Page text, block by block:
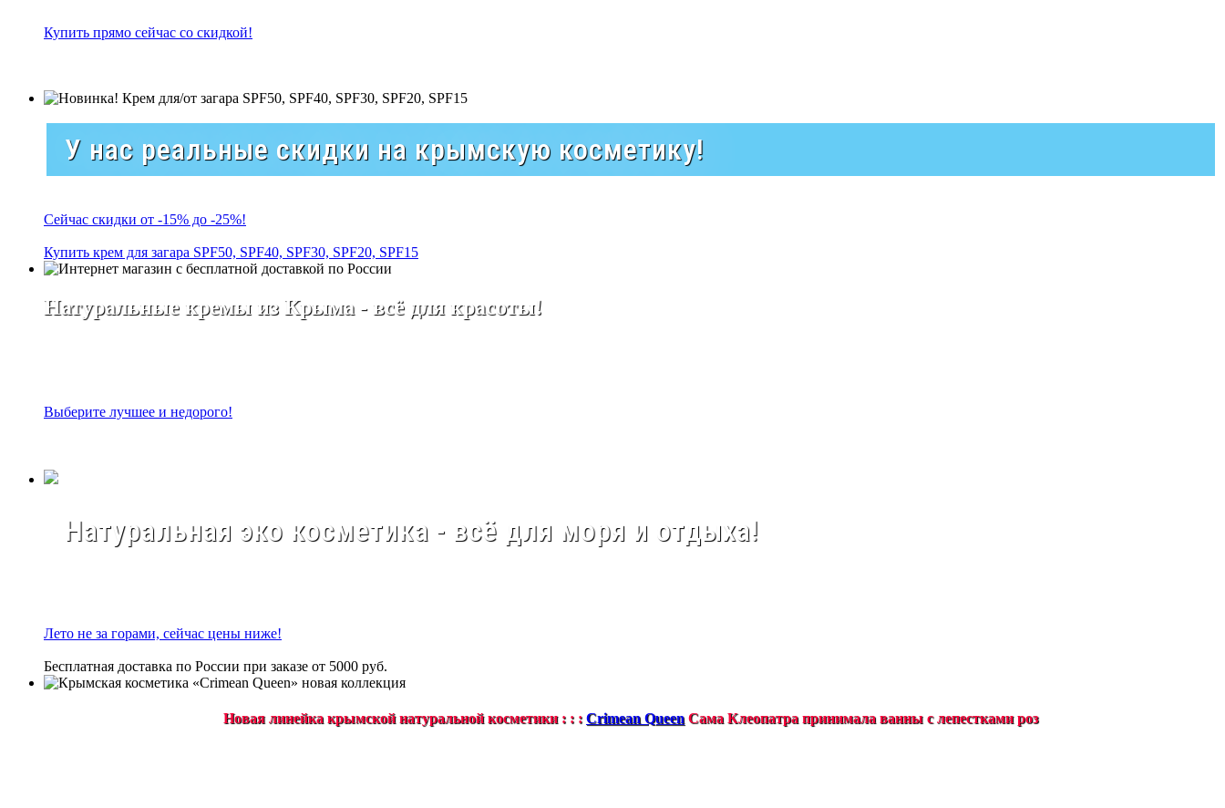
Купить прямо сейчас со скидкой!
У нас реальные скидки на крымскую косметику!
Сейчас скидки от -15% до -25%!
Купить крем для загара SPF50, SPF40, SPF30, SPF20, SPF15
Натуральные кремы из Крыма - всё для красоты!
Выберите лучшее и недорого!
Натуральная эко косметика - всё для моря и отдыха!
Лето не за горами, сейчас цены ниже!
Бесплатная доставка по России при заказе от 5000 руб.
Новая линейка крымской натуральной косметики : : : Crimean Queen Сама Клеопатра принимала ванны с лепестками роз